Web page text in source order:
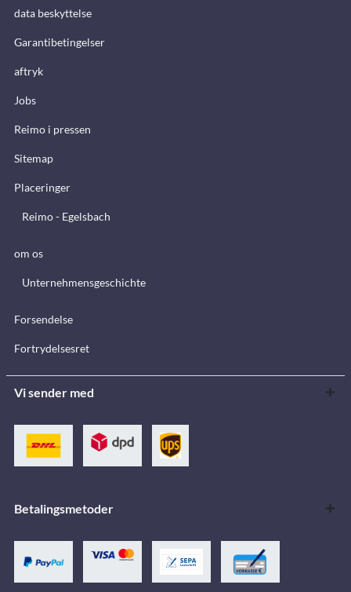
data beskyttelse
Garantibetingelser
aftryk
Jobs
Reimo i pressen
Sitemap
Placeringer
Reimo - Egelsbach
om os
Unternehmensgeschichte
Forsendelse
Fortrydelsesret
Vi sender med
Betalingsmetoder